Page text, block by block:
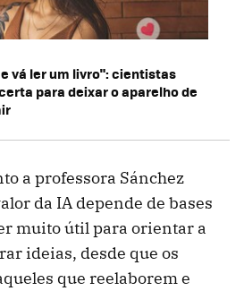
vá ler um livro": cientistas
para deixar o aparelho de
a professora Sánchez
da IA depende de bases
muito útil para orientar a
ideias, desde que os
que reelaborem e